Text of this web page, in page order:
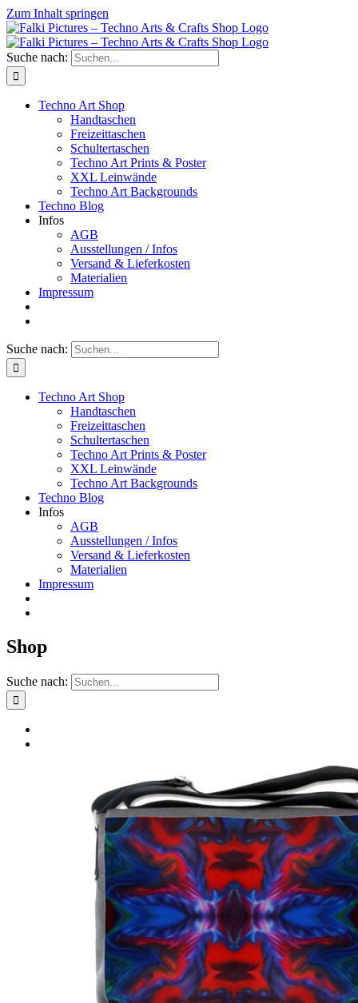
Zum Inhalt springen
Suche nach:
Techno Art Shop
Handtaschen
Freizeittaschen
Schultertaschen
Techno Art Prints & Poster
XXL Leinwände
Techno Art Backgrounds
Techno Blog
Infos
AGB
Ausstellungen / Infos
Versand & Lieferkosten
Materialien
Impressum
Suche nach:
Techno Art Shop
Handtaschen
Freizeittaschen
Schultertaschen
Techno Art Prints & Poster
XXL Leinwände
Techno Art Backgrounds
Techno Blog
Infos
AGB
Ausstellungen / Infos
Versand & Lieferkosten
Materialien
Impressum
Shop
Suche nach: